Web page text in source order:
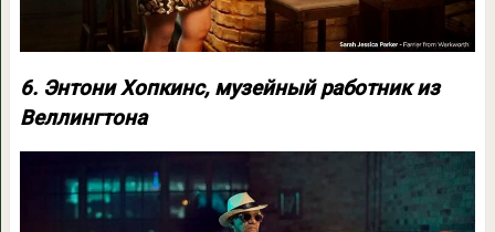
6. Энтони Хопкинс, музейный работник из
Веллингтона